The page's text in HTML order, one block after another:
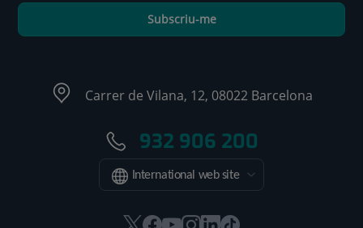
Subscriu-me
Carrer de Vilana, 12, 08022 Barcelona
932 906 200
International web site
AquestAquestAquestAquest
AquestEnllaç